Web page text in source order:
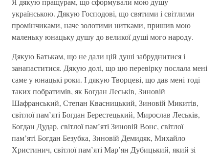
українською. Дякую Господові, що святими і світлими
промінчиками, наче золотими нитками, пришив мою
маленьку юнацьку душу до великої душі мого народу.
Дякую Батькам, що не дали цій душі забруднитися і
занапаститися. Дякую долі, що цю перевірку послала мені
саме у юнацькі роки. І дякую Творцеві, що дав мені тоді
таких побратимів, як Богдан Леськів, Зиновій
Шафранський, Степан Квасницький, Зиновій Микитів,
світлої пам’яті Богдан Берестецький, Мирослав Леськів,
Богдан Дудар, світлої пам’яті Зиновій Вонс, світлої
пам’яті Богдан Безубка, Зиновій Демидяк, Михайло
Христинич, світлої пам’яті Мар’ян Дубицький, який зі